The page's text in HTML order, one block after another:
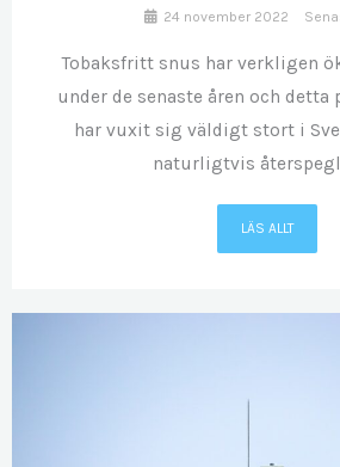
24 november 2022
Tobaksfritt snus har verkligen
under de senaste åren och
har vuxit sig väldigt stort i
naturligtvis
LÄS ALLT